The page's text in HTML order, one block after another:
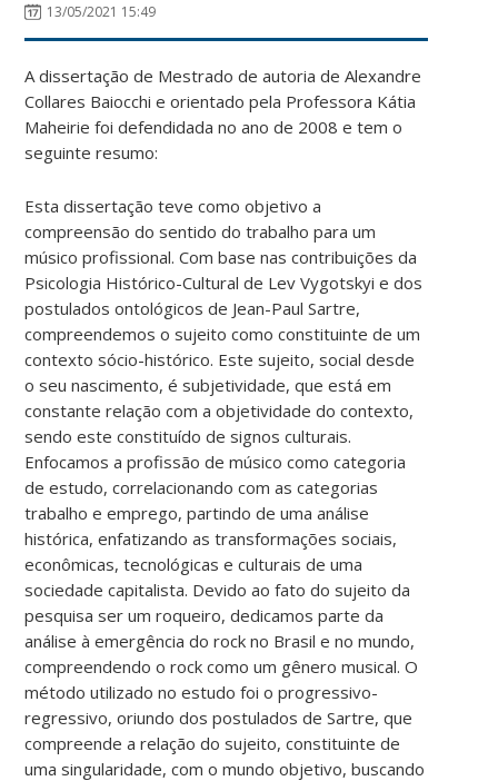
13/05/2021 15:49
A dissertação de Mestrado de autoria de Alexandre
Collares Baiocchi e orientado pela Professora Kátia
Maheirie foi defendidada no ano de 2008 e tem o
seguinte resumo:
Esta dissertação teve como objetivo a
compreensão do sentido do trabalho para um
músico profissional. Com base nas contribuições da
Psicologia Histórico-Cultural de Lev Vygotskyi e dos
postulados ontológicos de Jean-Paul Sartre,
compreendemos o sujeito como constituinte de um
contexto sócio-histórico. Este sujeito, social desde
o seu nascimento, é subjetividade, que está em
constante relação com a objetividade do contexto,
sendo este constituído de signos culturais.
Enfocamos a profissão de músico como categoria
de estudo, correlacionando com as categorias
trabalho e emprego, partindo de uma análise
histórica, enfatizando as transformações sociais,
econômicas, tecnológicas e culturais de uma
sociedade capitalista. Devido ao fato do sujeito da
pesquisa ser um roqueiro, dedicamos parte da
análise à emergência do rock no Brasil e no mundo,
compreendendo o rock como um gênero musical. O
método utilizado no estudo foi o progressivo-
regressivo, oriundo dos postulados de Sartre, que
compreende a relação do sujeito, constituinte de
uma singularidade, com o mundo objetivo, buscando